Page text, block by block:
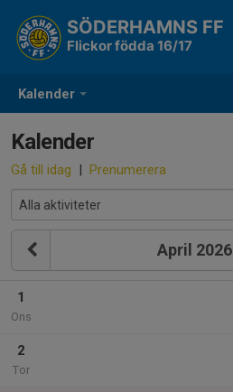
Kalender
SÖDERHAMNS FF
Flickor födda 16/17
Kalender
Gå till idag | Prenumerera
April 2026
1
Ons
2
Tor